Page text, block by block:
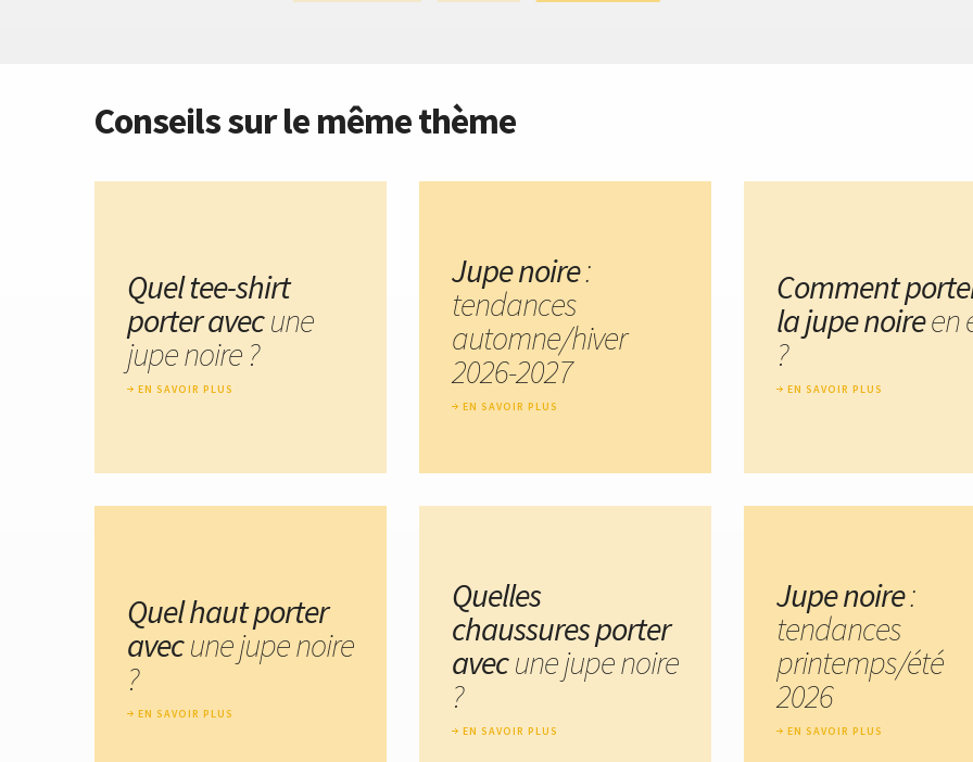
Conseils sur le même thème
Quel tee-shirt
porter avecune
jupe noire ?
EN SAVOIR PLUS
Jupe noire:
tendances
automne/hiver
2026-2027
EN SAVOIR PLUS
Comment
la jupe noireen
?
EN SAVOIR PLUS
Quel haut porter
avecune jupe noire
?
EN SAVOIR PLUS
Quelles
chaussures porter
avecune jupe noire
?
EN SAVOIR PLUS
Jupe noire:
tendances
printemps/été
2026
EN SAVOIR PLUS